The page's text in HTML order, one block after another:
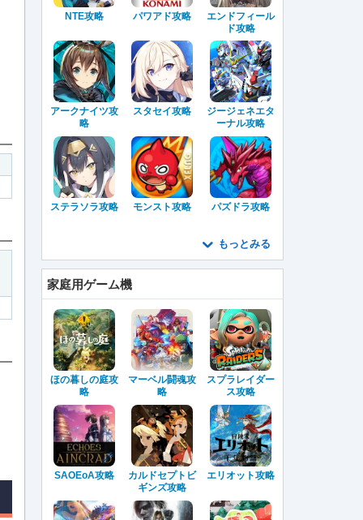
NTE攻略 パワアド攻略
エンドフィール
ド攻略
アークナイツ攻
略
スタセイ攻略
ジージェネエタ
ーナル攻略
ステラソラ攻略 モンスト攻略 パズドラ攻略
もっとみる
家庭用ゲーム機
ほの暮しの庭攻
略
マーベル闘魂攻
略
スプラレイダー
ス攻略
SAOEoA攻略
カルドセプトビ
ギンズ攻略
エリオット攻略